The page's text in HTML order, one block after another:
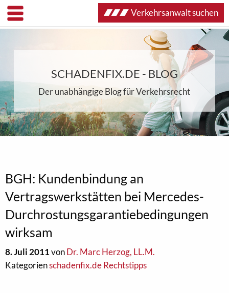
SCHADENFIX.DE - BLOG
Der unabhängige Blog für Verkehrsrecht
BGH: Kundenbindung an
Vertragswerkstätten bei Mercedes-
Durchrostungsgarantiebedingungen
wirksam
8. Juli 2011vonDr. Marc Herzog, LL.M.
Kategorienschadenfix.de Rechtstipps
Verkehrsanwalt suchen